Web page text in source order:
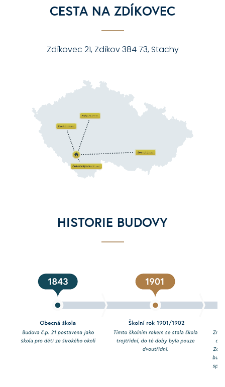
CESTA NA ZDÍKOVEC
Zdíkovec 21, Zdíkov 384 73, Stachy
HISTORIE BUDOVY